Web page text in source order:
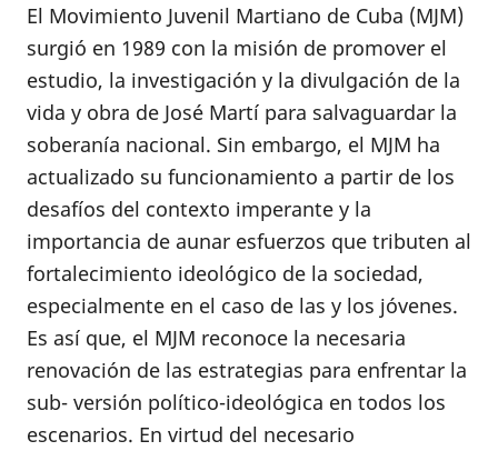
El Movimiento Juvenil Martiano de Cuba (MJM)
surgió en 1989 con la misión de promover el
estudio, la investigación y la divulgación de la
vida y obra de José Martí para salvaguardar la
soberanía nacional. Sin embargo, el MJM ha
actualizado su funcionamiento a partir de los
desafíos del contexto imperante y la
importancia de aunar esfuerzos que tributen al
fortalecimiento ideológico de la sociedad,
especialmente en el caso de las y los jóvenes.
Es así que, el MJM reconoce la necesaria
renovación de las estrategias para enfrentar la
sub- versión político-ideológica en todos los
escenarios. En virtud del necesario